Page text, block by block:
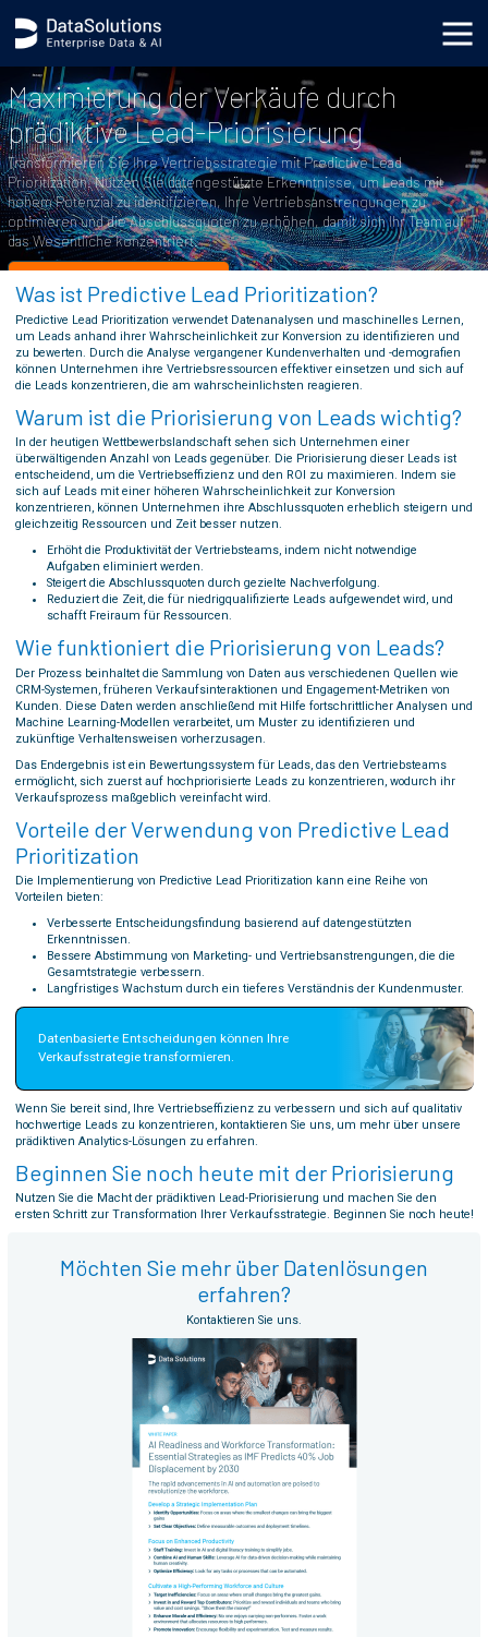
Maximierung der Verkäufe durch
prädiktive Lead-Priorisierung
Transformieren Sie Ihre Vertriebsstrategie mit Predictive Lead
Prioritization. Nutzen Sie datengestützte Erkenntnisse, um Leads mit
hohem Potenzial zu identifizieren, Ihre Vertriebsanstrengungen zu
optimieren und die Abschlussquoten zu erhöhen, damit sich Ihr Team auf
das Wesentliche konzentriert.
Was ist Predictive Lead Prioritization?
Predictive Lead Prioritization verwendet Datenanalysen und maschinelles Lernen,
um Leads anhand ihrer Wahrscheinlichkeit zur Konversion zu identifizieren und
zu bewerten. Durch die Analyse vergangener Kundenverhalten und -demografien
können Unternehmen ihre Vertriebsressourcen effektiver einsetzen und sich auf
die Leads konzentrieren, die am wahrscheinlichsten reagieren.
Warum ist die Priorisierung von Leads wichtig?
In der heutigen Wettbewerbslandschaft sehen sich Unternehmen einer
überwältigenden Anzahl von Leads gegenüber. Die Priorisierung dieser Leads ist
entscheidend, um die Vertriebseffizienz und den ROI zu maximieren. Indem sie
sich auf Leads mit einer höheren Wahrscheinlichkeit zur Konversion
konzentrieren, können Unternehmen ihre Abschlussquoten erheblich steigern und
gleichzeitig Ressourcen und Zeit besser nutzen.
Erhöht die Produktivität der Vertriebsteams, indem nicht notwendige
Aufgaben eliminiert werden.
Steigert die Abschlussquoten durch gezielte Nachverfolgung.
Reduziert die Zeit, die für niedrigqualifizierte Leads aufgewendet wird, und
schafft Freiraum für Ressourcen.
Wie funktioniert die Priorisierung von Leads?
Der Prozess beinhaltet die Sammlung von Daten aus verschiedenen Quellen wie
CRM-Systemen, früheren Verkaufsinteraktionen und Engagement-Metriken von
Kunden. Diese Daten werden anschließend mit Hilfe fortschrittlicher Analysen und
Machine Learning-Modellen verarbeitet, um Muster zu identifizieren und
zukünftige Verhaltensweisen vorherzusagen.
Das Endergebnis ist ein Bewertungssystem für Leads, das den Vertriebsteams
ermöglicht, sich zuerst auf hochpriorisierte Leads zu konzentrieren, wodurch ihr
Verkaufsprozess maßgeblich vereinfacht wird.
Vorteile der Verwendung von Predictive Lead
Prioritization
Die Implementierung von Predictive Lead Prioritization kann eine Reihe von
Vorteilen bieten:
Verbesserte Entscheidungsfindung basierend auf datengestützten
Erkenntnissen.
Bessere Abstimmung von Marketing- und Vertriebsanstrengungen, die die
Gesamtstrategie verbessern.
Langfristiges Wachstum durch ein tieferes Verständnis der Kundenmuster.
Datenbasierte Entscheidungen können Ihre
Verkaufsstrategie transformieren.
Wenn Sie bereit sind, Ihre Vertriebseffizienz zu verbessern und sich auf qualitativ
hochwertige Leads zu konzentrieren, kontaktieren Sie uns, um mehr über unsere
prädiktiven Analytics-Lösungen zu erfahren.
Beginnen Sie noch heute mit der Priorisierung
Nutzen Sie die Macht der prädiktiven Lead-Priorisierung und machen Sie den
ersten Schritt zur Transformation Ihrer Verkaufsstrategie. Beginnen Sie noch heute!
Möchten Sie mehr über Datenlösungen
erfahren?
Kontaktieren Sie uns.